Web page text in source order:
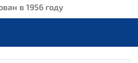
в 1956 году